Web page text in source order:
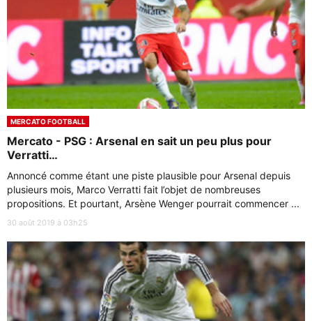
MERCATO FOOTBALL
Mercato - PSG : Arsenal en sait un peu plus pour
Verratti…
Annoncé comme étant une piste plausible pour Arsenal depuis
plusieurs mois, Marco Verratti fait l’objet de nombreuses
propositions. Et pourtant, Arsène Wenger pourrait commencer ...
30 août 2019 à 03h25